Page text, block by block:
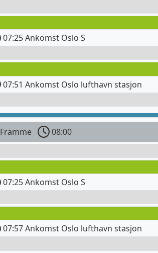
07:25 Ankomst Oslo S
07:51 Ankomst Oslo lufthavn stasjon
Framme
08:00
07:25 Ankomst Oslo S
07:57 Ankomst Oslo lufthavn stasjon